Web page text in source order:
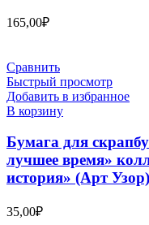
165,00₽
Сравнить
Быстрый просмотр
Добавить в избранное
В корзину
Бумага для
лучшее время»
история» (Арт Узор)
35,00₽